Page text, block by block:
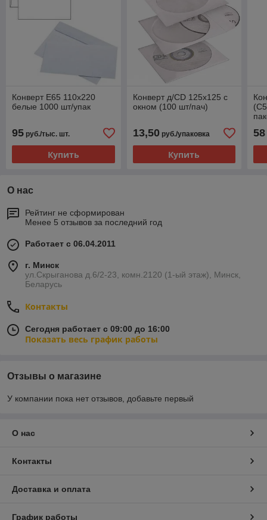
Конверт Е65 110х220
белые 1000 шт/упак
95 руб./тыс. шт.
Купить
Конверт д/CD 125х125 с
окном (100 шт/пач)
13,50руб./упаковка
Купить
58
О нас
Рейтинг не сформирован
Менее 5 отзывов за последний год
Работает с 06.04.2011
г. Минск
ул.Скрыганова д.6/2-23, комн.2120 (1-ый этаж), Минск,
Беларусь
Контакты
Сегодня работает с 09:00 до 16:00
Показать весь график работы
Отзывы о магазине
У компании пока нет отзывов, добавьте первый
О нас
Контакты
Доставка и оплата
График работы